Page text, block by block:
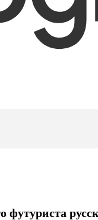
футуриста